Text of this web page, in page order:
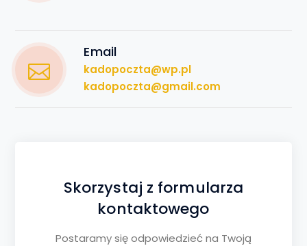
Email
kadopoczta@wp.pl
kadopoczta@gmail.com
Skorzystaj z formularza
kontaktowego
Postaramy się odpowiedzieć na Twoją